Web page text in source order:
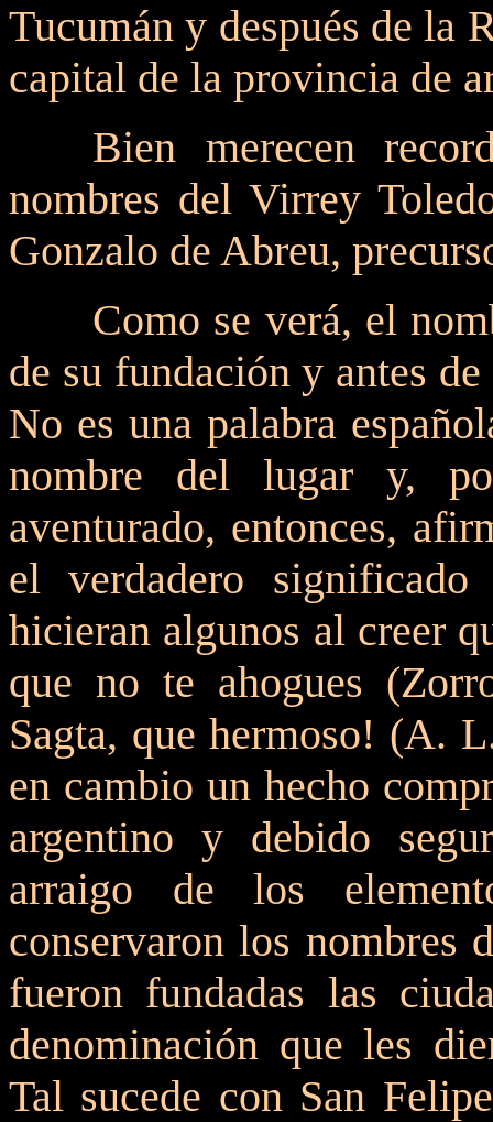
Tucumán y después de la
capital de la provincia de
Bien merecen
nombres del Virrey
Gonzalo de Abreu,
Como se verá, el
de su fundación y antes
No es una palabra
nombre del lugar y,
aventurado, entonces,
el verdadero
hicieran algunos al creer
que no te ahogues
Sagta, que hermoso! (A.
en cambio un hecho
argentino y debido
arraigo de los
conservaron los nombres
fueron fundadas las
denominación que les
Tal sucede con San